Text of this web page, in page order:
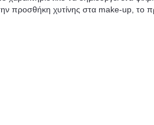
προσθήκη χυτίνης στα make-up, το